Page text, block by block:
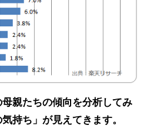
親たちの傾向を分析してみ
持ち」が見えてきます。